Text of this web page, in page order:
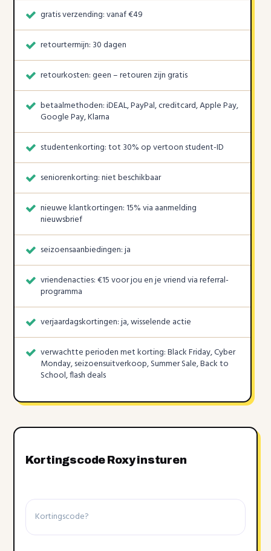
gratis verzending: vanaf €49
retourtermijn: 30 dagen
retourkosten: geen – retouren zijn gratis
betaalmethoden: iDEAL, PayPal, creditcard, Apple Pay,
Google Pay, Klarna
studentenkorting: tot 30% op vertoon student-ID
seniorenkorting: niet beschikbaar
nieuwe klantkortingen: 15% via aanmelding
nieuwsbrief
seizoensaanbiedingen: ja
vriendenacties: €15 voor jou en je vriend via referral-
programma
verjaardagskortingen: ja, wisselende actie
verwachtte perioden met korting: Black Friday, Cyber
Monday, seizoensuitverkoop, Summer Sale, Back to
School, flash deals
Kortingscode Roxy insturen
Kortingscode